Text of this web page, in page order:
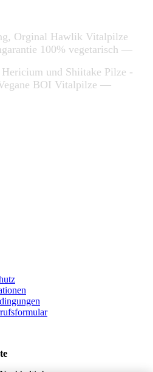
Orginal Hawlik Vitalpilze
100% vegetarisch —
und Shiitake Pilze -
BOI Vitalpilze —